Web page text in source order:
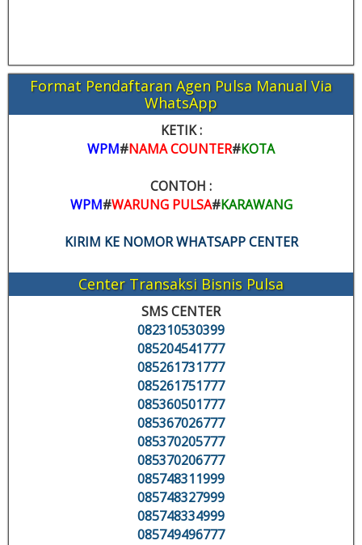
Format Pendaftaran Agen Pulsa Manual Via
WhatsApp
KETIK :
WPM#NAMA COUNTER#KOTA
CONTOH :
WPM#WARUNG PULSA#KARAWANG
KIRIM KE NOMOR WHATSAPP CENTER
Center Transaksi Bisnis Pulsa
SMS CENTER
082310530399
085204541777
085261731777
085261751777
085360501777
085367026777
085370205777
085370206777
085748311999
085748327999
085748334999
085749496777